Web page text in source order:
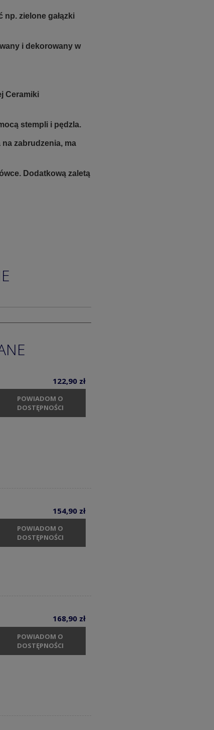
np. zielone gałązki
i dekorowany w
Ceramiki
stempli i pędzla.
zabrudzenia, ma
Dodatkową zaletą
122,90 zł
POWIADOM O
DOSTĘPNOŚCI
154,90 zł
POWIADOM O
DOSTĘPNOŚCI
168,90 zł
POWIADOM O
DOSTĘPNOŚCI